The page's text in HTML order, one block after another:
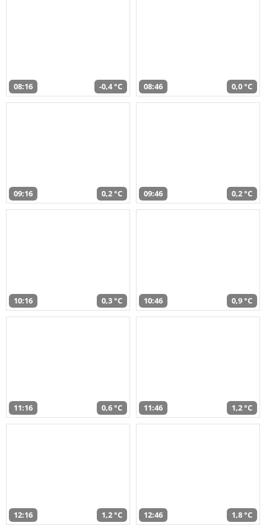
08:16 -0,4 °C 08:46 0,0 °C
09:16 0,2 °C 09:46 0,2 °C
10:16 0,3 °C 10:46 0,9 °C
11:16 0,6 °C 11:46 1,2 °C
12:16 1,2 °C 12:46 1,8 °C